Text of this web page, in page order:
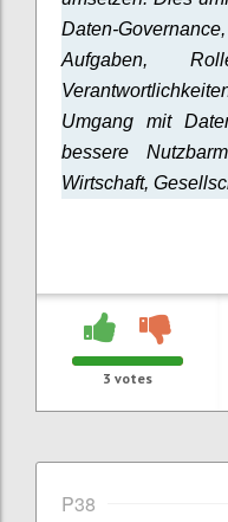
Daten-
Aufgaben,
Umgang mit
bessere
Wirtschaft,
3 votes
P38